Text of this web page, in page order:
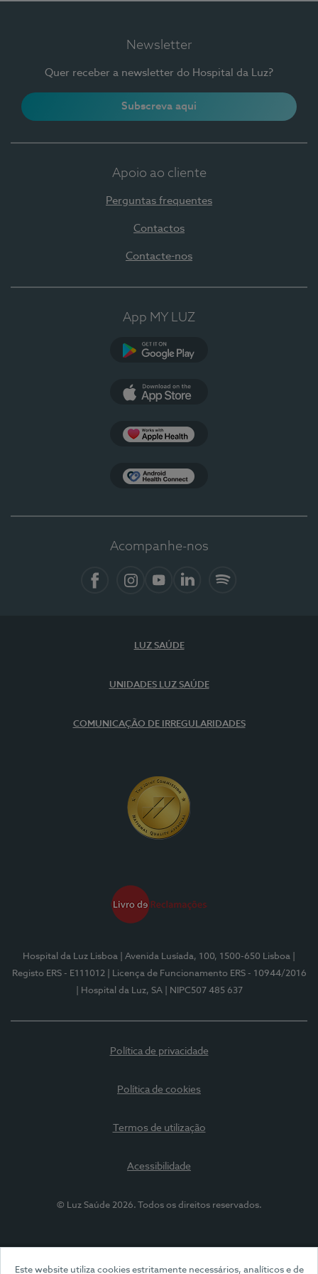
Este website utiliza cookies estritamente necessários, analíticos e de
Newsletter
Quer receber a newsletter do Hospital da Luz?
Subscreva aqui
Apoio ao cliente
Perguntas frequentes
Contactos
Contacte-nos
App MY LUZ
Acompanhe-nos
LUZ SAÚDE
UNIDADES LUZ SAÚDE
COMUNICAÇÃO DE IRREGULARIDADES
Hospital da Luz Lisboa | Avenida Lusíada, 100, 1500-650 Lisboa
Registo ERS - E111012
| Licença de Funcionamento ERS - 10944/2016
| Hospital da Luz, SA
| NIPC507 485 637
Política de privacidade
Política de cookies
Termos de utilização
Acessibilidade
© Luz Saúde 2026. Todos os direitos reservados.